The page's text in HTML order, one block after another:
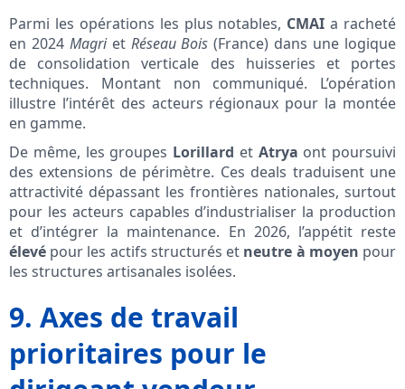
Parmi les opérations les plus notables, CMAI a racheté
en 2024 Magriet Réseau Bois (France) dans une logique
de consolidation verticale des huisseries et portes
techniques. Montant non communiqué. L’opération
illustre l’intérêt des acteurs régionaux pour la montée
en gamme.
De même, les groupes Lorillard et Atrya ont poursuivi
des extensions de périmètre. Ces deals traduisent une
attractivité dépassant les frontières nationales, surtout
pour les acteurs capables d’industrialiser la production
et d’intégrer la maintenance. En 2026, l’appétit reste
élevé pour les actifs structurés et neutre à moyen pour
les structures artisanales isolées.
9. Axes de travail
prioritaires pour le